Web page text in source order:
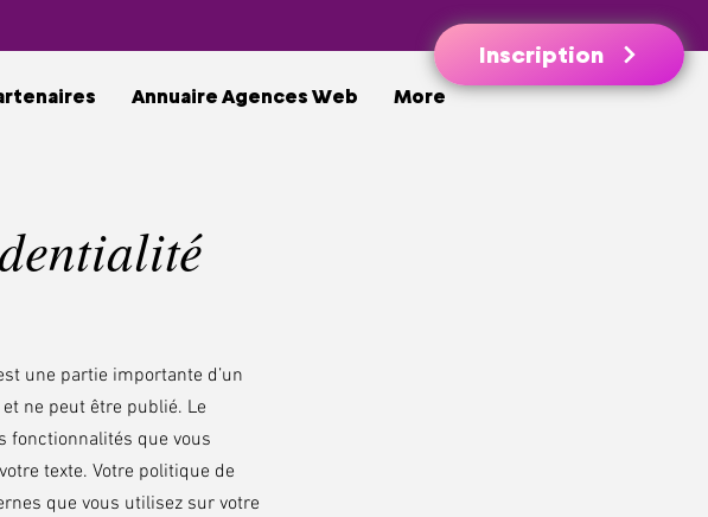
Inscription
Annuaire Agences Web More
une partie importante d’un
ne peut être publié. Le
fonctionnalités que vous
texte. Votre politique de
que vous utilisez sur votre